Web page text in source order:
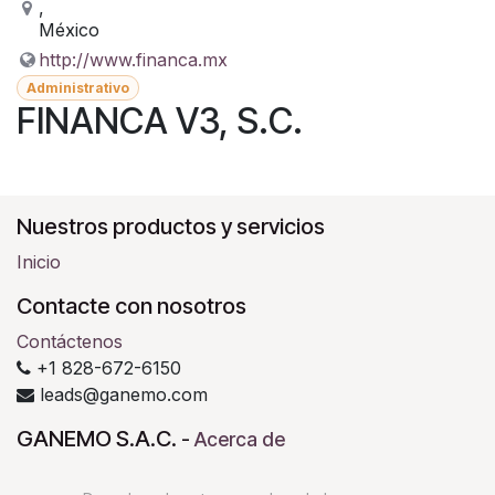
,
México
http://www.financa.mx
Administrativo
FINANCA V3, S.C.
Nuestros productos y servicios
Inicio
Contacte con nosotros
Contáctenos
+1 828-672-6150
leads@ganemo.com
GANEMO S.A.C. - Acerca de